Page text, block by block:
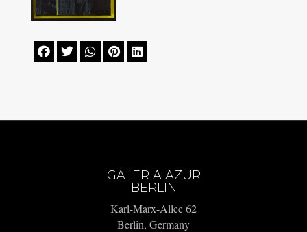
    
GALERIA AZUR
BERLIN
Karl-Marx-Allee 62
Berlin, Germany